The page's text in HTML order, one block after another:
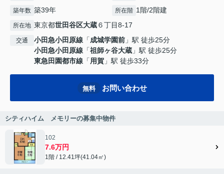
築年数 築39年 所在階 1階/2階建
所在地 東京都世田谷区大蔵６丁目8-17
交通 小田急小田原線 「成城学園前 」駅 徒歩25分
小田急小田原線 「祖師ヶ谷大蔵 」駅 徒歩25分
東急田園都市線 「用賀 」駅 徒歩33分
無料 お問い合わせ
シティハイム メモリーの募集中物件
102
7.6万円
1階 / 12.41坪(41.04㎡)